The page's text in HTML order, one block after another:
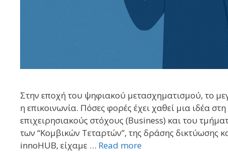
Στην εποχή του ψηφιακού μετασχηματισμού, το
η επικοινωνία. Πόσες φορές έχει χαθεί μια ιδέα
επιχειρησιακούς στόχους (Business) και του
των “Κομβικών Τεταρτών”, της δράσης δικτύωσης
innoHUB, είχαμε … Read more